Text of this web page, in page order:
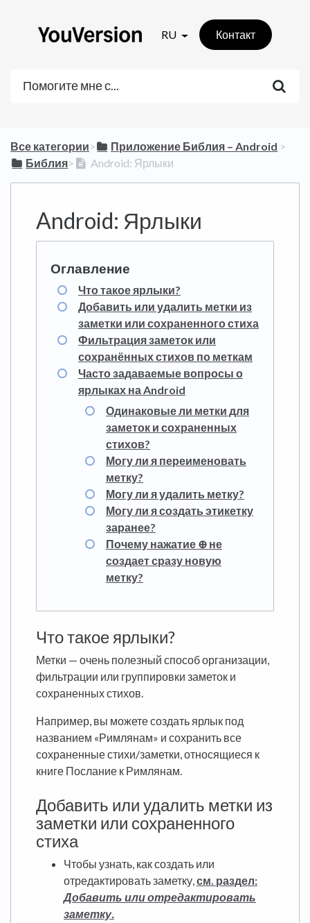
RU Контакт
Все категории​>​ ​Приложение Библия – Android ​ > ​
​Библия​>​ Android: Ярлыки
Android: Ярлыки
Что такое ярлыки?
Добавить или удалить метки из
заметки или сохраненного стиха
Фильтрация заметок или
сохранённых стихов по меткам
Часто задаваемые вопросы о
ярлыках на Android
Одинаковые ли метки для
заметок и сохраненных
стихов?
Могу ли я переименовать
метку?
Могу ли я удалить метку?
Могу ли я создать этикетку
заранее?
Почему нажатие ⊕ не
создает сразу новую
метку?
Что такое ярлыки?
Метки — очень полезный способ организации,
фильтрации или группировки заметок и
сохраненных стихов.
Например, вы можете создать ярлык под
названием «Римлянам» и сохранить все
сохраненные стихи/заметки, относящиеся к
книге Послание к Римлянам.
Добавить или удалить метки из
заметки или сохраненного
стиха
Чтобы узнать, как создать или
отредактировать заметку,см. раздел:
Добавить или отредактировать
заметку.